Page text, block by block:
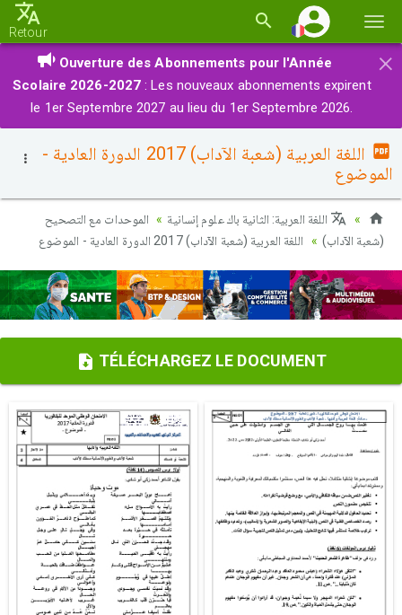
la
Retour
×
Ouverture des Abonnements pour l'Année
Scolaire 2026-2027 : Les nouveaux abonnements expirent
le 1er Septembre 2027 au lieu du 1er Septembre 2026.
اللغة العربية (شعبة الآداب) 2017 الدورة العادية -
الموضوع
اللغة العربية: الثانية باك علوم إنسانية
الموحدات مع التصحيح
(شعبة الآداب)
اللغة العربية (شعبة الآداب) 2017 الدورة العادية - الموضوع
TÉLÉCHARGEZ LE DOCUMENT